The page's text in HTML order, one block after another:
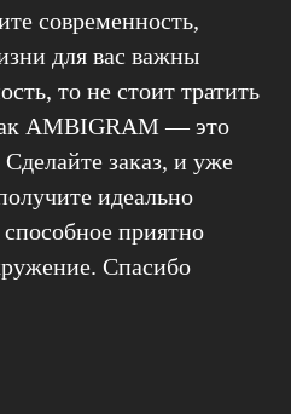
современность,
для вас важны
то не стоит тратить
AMBIGRAM — это
заказ, и уже
идеально
приятно
Спасибо